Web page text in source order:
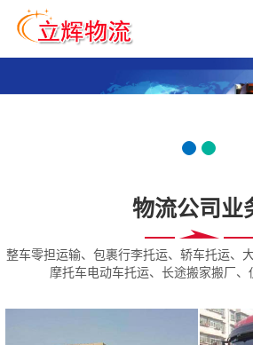
物流公司业
整车零担运输、包裹行李托运、轿车托运、
摩托车电动车托运、长途搬家搬厂